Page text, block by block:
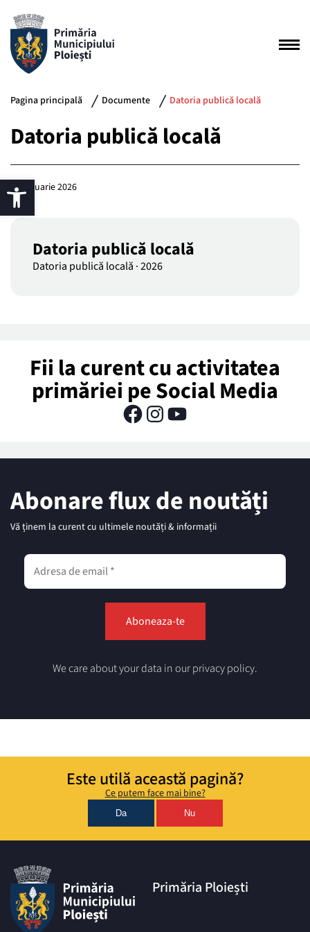
Pagina principală Documente Datoria publică locală
Datoria publică locală
14 ianuarie 2026
Datoria publică locală
Datoria publică locală ·2026
Fii la curent cu activitatea
primăriei pe Social Media
Abonare flux de noutăți
Vă ținem la curent cu ultimele noutăți & informații
We care about your data in our privacy policy.
Este utilă această pagină?
Ce putem face mai bine?
Da Nu
Primăria Ploiești